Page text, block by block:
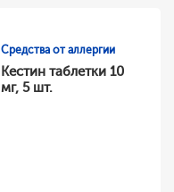
Средства от аллергии
Кестин таблетки 10
мг, 5 шт.